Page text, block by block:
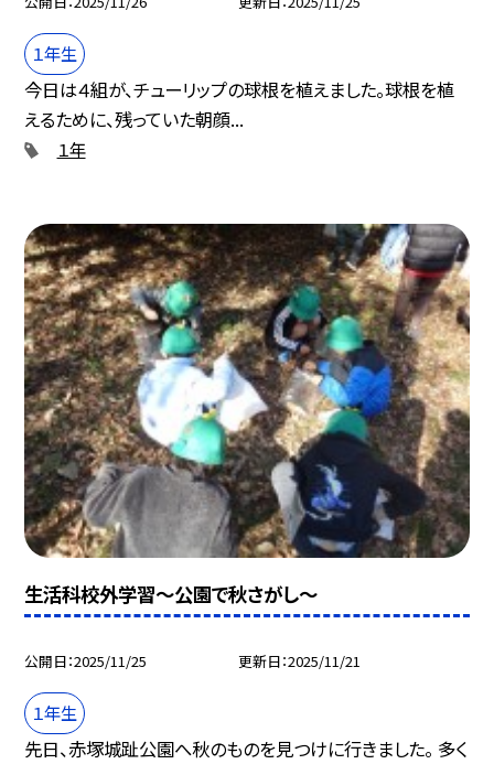
１年生
今日は４組が、チューリップの球根を植えました。球根を植
えるために、残っていた朝顔...
１年
生活科校外学習～公園で秋さがし～
公開日 2025/11/25 更新日 2025/11/21
１年生
先日、赤塚城趾公園へ秋のものを見つけに行きました。 多く